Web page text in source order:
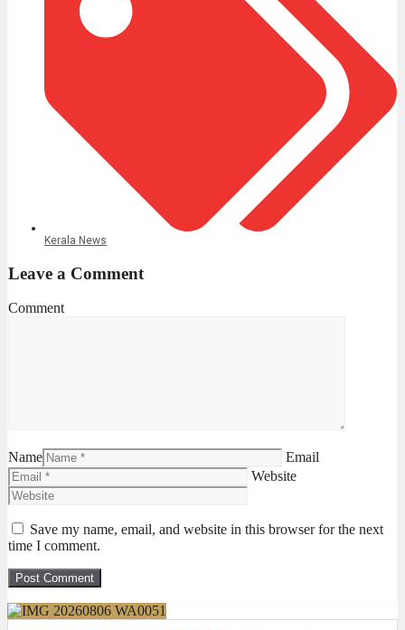
Kerala News
Leave a Comment
Comment
Name
Email
Website
Save my name, email, and website in this browser for the next
time I comment.